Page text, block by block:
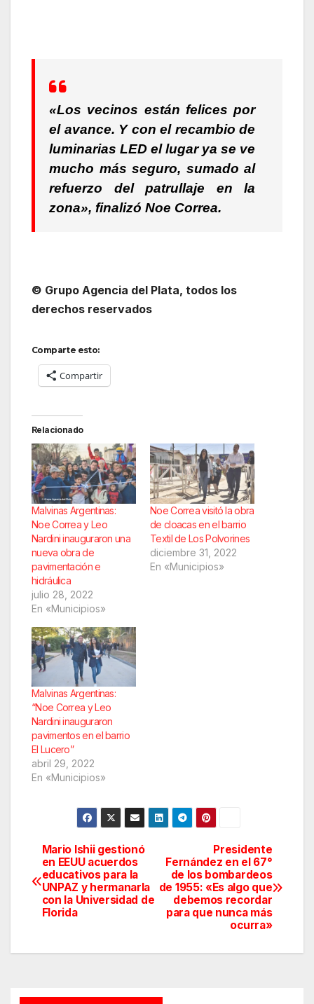
«Los vecinos están felices por
el avance. Y con el recambio de
luminarias LED el lugar ya se ve
mucho más seguro, sumado al
refuerzo del patrullaje en la
zona», finalizó Noe Correa.
© Grupo Agencia del Plata, todos los
derechos reservados
Comparte esto:
Compartir
Relacionado
Malvinas Argentinas:
Noe Correa y Leo
Nardini inauguraron una
nueva obra de
pavimentación e
hidráulica
julio 28, 2022
En «Municipios»
Noe Correa visitó la obra
de cloacas en el barrio
Textil de Los Polvorines
diciembre 31, 2022
En «Municipios»
Malvinas Argentinas:
“Noe Correa y Leo
Nardini inauguraron
pavimentos en el barrio
El Lucero”
abril 29, 2022
En «Municipios»
Navegación
de
entradas
Presidente
Fernández en el 67°
de los bombardeos
de 1955: «Es algo que
debemos recordar
para que nunca más
ocurra»
Mario Ishii gestionó
en EEUU acuerdos
educativos para la
UNPAZ y hermanarla
con la Universidad de
Florida